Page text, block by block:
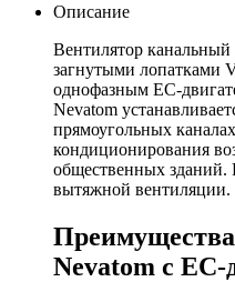
Описание
Вентилятор
загнутыми лопатками
однофазным EC-
Nevatom
прямоугольных
кондиционирования
общественных зданий.
вытяжной вентиляции.
Nevatom с EC-